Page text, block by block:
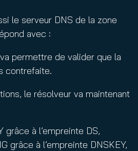
le serveur DNS de la zone
avec :
permettre de valider que la
contrefaite.
le résolveur va maintenant
grâce à l’empreinte DS,
grâce à l’empreinte DNSKEY,